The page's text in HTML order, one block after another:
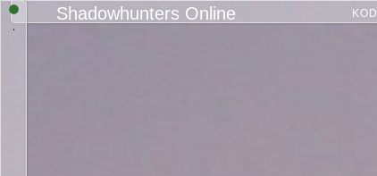
Shadowhunters Online
.